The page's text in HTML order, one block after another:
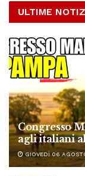
ULTIME
Congresso
agli italiani
GIOVEDÌ 06